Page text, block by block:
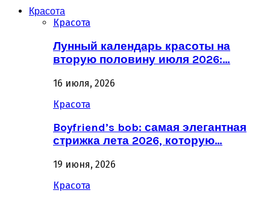
Красота
Красота
Лунный календарь красоты на
вторую половину июля 2026:…
16 июля, 2026
Красота
Boyfriend’s bob: самая элегантная
стрижка лета 2026, которую…
19 июня, 2026
Красота